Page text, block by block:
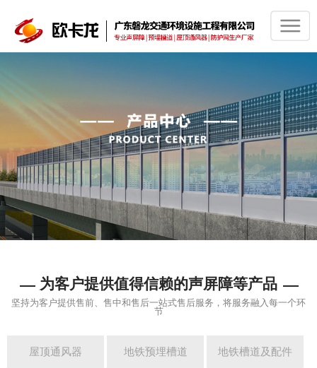
为客户提供值得信赖的声屏障等产品
坚持为客户提供售前、售中和售后一站式售后服务，将服务融入每一个环
节
屋顶通风器 地铁预埋槽道 地铁槽道及配件